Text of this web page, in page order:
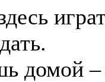
домой –